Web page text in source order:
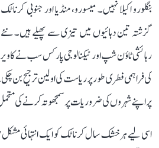
بنگلورو اکیلا نہیں۔ میسورو، منڈیا اور جنوبی
گزشتہ تین دہائیوں میں تیزی سے پھیلے ہیں۔ نئے
رہائشی ٹاؤن شپ اور ٹیکنالوجی پارکس سب نے
کی فراہمی فطری طور پر ریاست کی اولین ترجیح بن
پر اپنے شہروں کی ضروریات پر سمجھوتہ کرنے کی
اسی لیے ہر خشک سال کرناٹک کو ایک انتہائی